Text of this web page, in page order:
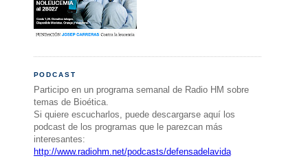
PODCAST
Participo en un programa semanal de Radio HM sobre
temas de Bioética.
Si quiere escucharlos, puede descargarse aquí los
podcast de los programas que le parezcan más
interesantes:
http://www.radiohm.net/podcasts/defensadelavida